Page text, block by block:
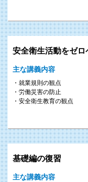
安全衛生活動をゼ
主な講義内容
就業規則の観点
労働災害の防止
安全衛生教育の観点
基礎編の復習
主な講義内容